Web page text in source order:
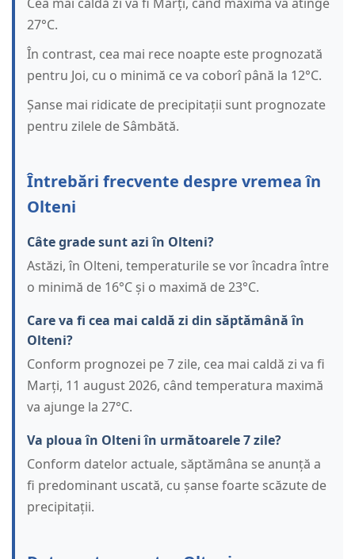
27°C.
În contrast, cea mai rece noapte este prognozată
pentru Joi, cu o minimă ce va coborî până la 12°C.
Șanse mai ridicate de precipitații sunt prognozate
pentru zilele de Sâmbătă.
Întrebări frecvente despre vremea în
Olteni
Câte grade sunt azi în Olteni?
Astăzi, în Olteni, temperaturile se vor încadra între
o minimă de 16°C și o maximă de 23°C.
Care va fi cea mai caldă zi din săptămână în
Olteni?
Conform prognozei pe 7 zile, cea mai caldă zi va fi
Marți, 11 august 2026, când temperatura maximă
va ajunge la 27°C.
Va ploua în Olteni în următoarele 7 zile?
Conform datelor actuale, săptămâna se anunță a
fi predominant uscată, cu șanse foarte scăzute de
precipitații.